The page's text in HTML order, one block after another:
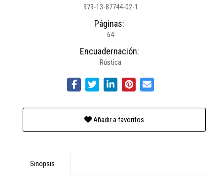
979-13-87744-02-1
Páginas:
64
Encuadernación:
Rústica
Añadir a favoritos
Sinopsis